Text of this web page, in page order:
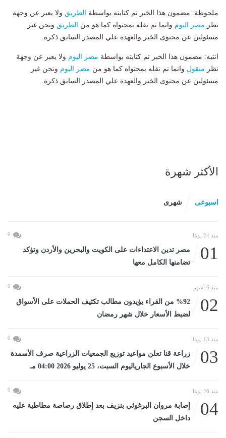
ملحوظة: مضمون هذا الخبر تم كتابته بواسطة الطريق ولا يعبر عن وجهة
نظر مصر اليوم وانما تم نقله بمحتواه كما هو من الطريق ونحن غير
مسئولين عن محتوى الخبر والعهدة علي المصدر السابق ذكرة.
انتبه: مضمون هذا الخبر تم كتابته بواسطة مصر اليوم ولا يعبر عن وجهة
نظر منقول وانما تم نقله بمحتواه كما هو من مصر اليوم ونحن غير
مسئولين عن محتوى الخبر والعهدة علي المصدر السابق ذكرة.
الأكثر شهرة
اسبوعى شهرى
منذ 24 يومًا 0
01
مصر تدين الاعتداءات على الكويت والبحرين والأردن وتؤكد
تضامنها الكامل معها
منذ 6 أشهر 0
02
%92 من القراء يؤيدون مطالب تكثيف الحملات على الأسواق
لضبط الأسعار خلال شهر رمضان
منذ 13 يومًا 0
03
زراعة قنا تعلن مواعيد توزيع الجمعيات الزراعية صرف الأسمدة
خلال الأسبوع الجارياليوم السبت، 25 يوليو 2026 04:00 مـ
منذ 26 يومًا 0
04
إصابة مروان البرغوثي بنزيف بعد إطلاق رصاصة مطاطية عليه
داخل السجن